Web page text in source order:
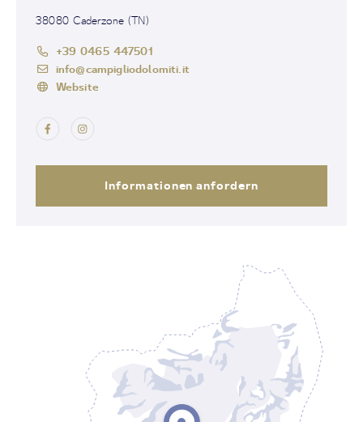
38080 Caderzone (TN)
+39 0465 447501
info@campigliodolomiti.it
Website
Informationen anfordern